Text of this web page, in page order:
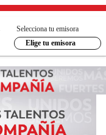
Selecciona tu emisora
Elige tu emisora